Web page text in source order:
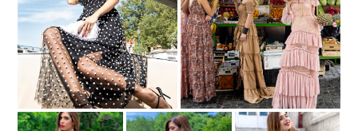
A VENEZIA CON UN ABITO
ROMANTICO E UNA BORSA DI
PIUME
TREND ESTATE 2019: MAXI
DRESS A BALZE